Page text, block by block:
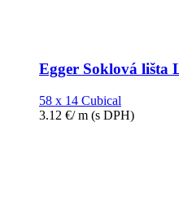
Egger Soklová lišta
58 x 14 Cubical
3.12 €/ m (s DPH)